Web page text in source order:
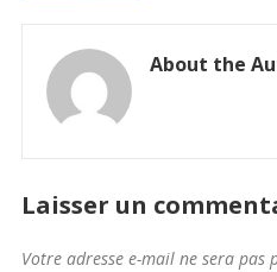
About the
Laisser un
Votre adresse e-mail ne sera pas